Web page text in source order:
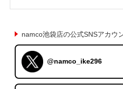
namco池袋店の公式SNSアカウ
@namco_ike296